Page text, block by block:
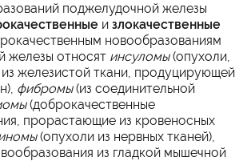
поджелудочной железы
и злокачественные
новообразованиям
железы относят инсуломы(опухоли,
железистой ткани, продуцирующей
фибромы(из соединительной
(доброкачественные
прорастающие из кровеносных
(опухоли из нервных тканей),
из гладкой мышечной